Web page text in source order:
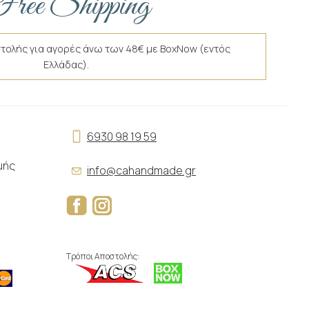
για αγορές άνω των 48€ με BoxNow (εντός
Ελλάδας).
6930 98 19 59
info@cahandmade.gr
Τρόποι Αποστολής: